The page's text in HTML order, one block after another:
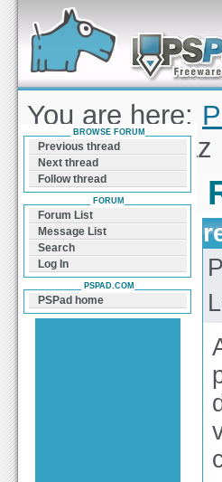
Forum can help you solve problems
find a solution with PSPad for Microsoft
Windows
You are here:
regulární výraz
BROWSE FORUM
Previous thread
Next thread
Follow thread
FORUM
Forum List
Message List
Search
Log In
PSPAD.COM
PSPad home